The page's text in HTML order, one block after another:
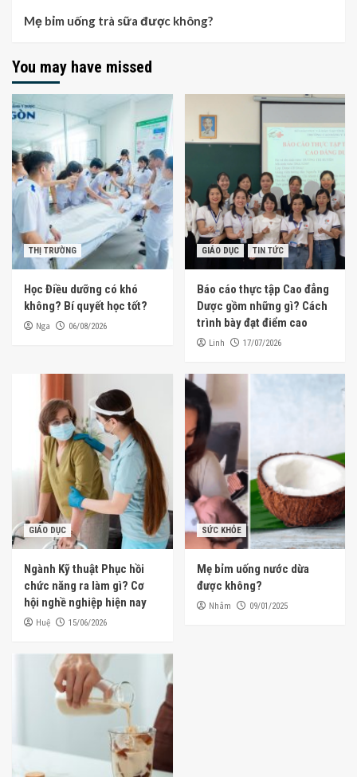
Mẹ bỉm uống trà sữa được không?
You may have missed
THỊ TRƯỜNG
Học Điều dưỡng có khó
không? Bí quyết học tốt?
Nga 06/08/2026
GIÁO DỤC TIN TỨC
Báo cáo thực tập Cao đẳng
Dược gồm những gì? Cách
trình bày đạt điểm cao
Linh 17/07/2026
GIÁO DỤC
Ngành Kỹ thuật Phục hồi
chức năng ra làm gì? Cơ
hội nghề nghiệp hiện nay
Huệ 15/06/2026
SỨC KHỎE
Mẹ bỉm uống nước dừa
được không?
Nhâm 09/01/2025